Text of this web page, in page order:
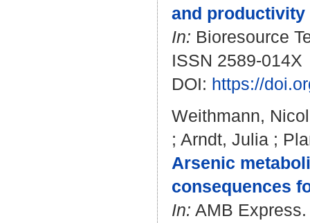
and productivity
In: Bioresource
ISSN 2589-014X
DOI: https://
Weithmann,
; Arndt, Julia ;
Arsenic
consequences
In: AMB